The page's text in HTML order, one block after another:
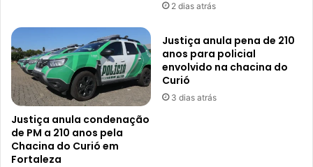
2 dias atrás
Justiça anula condenação
de PM a 210 anos pela
Chacina do Curió em
Fortaleza
Justiça anula pena de 210
anos para policial
envolvido na chacina do
Curió
3 dias atrás